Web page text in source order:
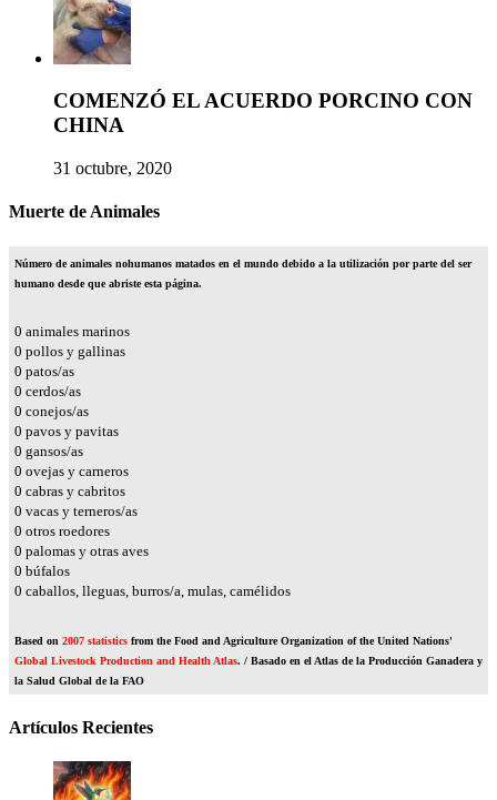
COMENZÓ EL ACUERDO PORCINO CON
CHINA
31 octubre, 2020
Muerte de Animales
Número de animales nohumanos matados en el mundo debido a la utilización por parte del ser
humano desde que abriste esta página.
0 animales marinos
0 pollos y gallinas
0 patos/as
0 cerdos/as
0 conejos/as
0 pavos y pavitas
0 gansos/as
0 ovejas y carneros
0 cabras y cabritos
0 vacas y terneros/as
0 otros roedores
0 palomas y otras aves
0 búfalos
0 caballos, lleguas, burros/a, mulas, camélidos
Based on 2007 statistics from the Food and Agriculture Organization of the United Nations'
Global Livestock Production and Health Atlas. / Basado en el Atlas de la Producción Ganadera y
la Salud Global de la FAO
Artículos Recientes